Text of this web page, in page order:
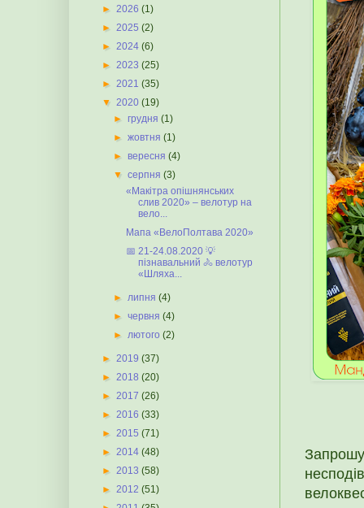
► 2026 (1)
► 2025 (2)
► 2024 (6)
► 2023 (25)
► 2021 (35)
▼ 2020 (19)
►грудня(1)
►жовтня(1)
►вересня(4)
▼серпня(3)
«Макітра опішнянських
слив 2020» – велотур на
вело...
Мапа «ВелоПолтава 2020»
📅 21-24.08.2020 💡
пізнавальний 🚴 велотур
«Шляха...
►липня(4)
►червня(4)
►лютого(2)
► 2019 (37)
► 2018 (20)
► 2017 (26)
► 2016 (33)
► 2015 (71)
► 2014 (48)
► 2013 (58)
► 2012 (51)